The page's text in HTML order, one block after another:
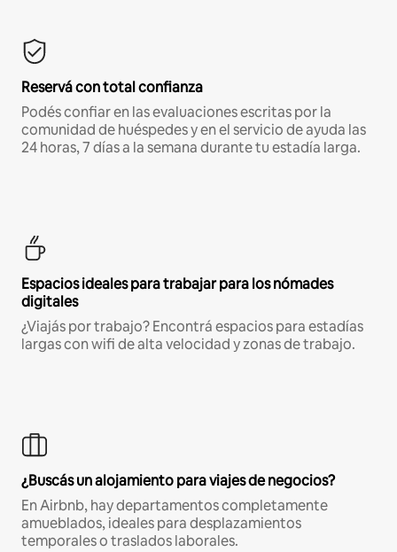
Reservá con total confianza
Podés confiar en las evaluaciones escritas por la
comunidad de huéspedes y en el servicio de ayuda las
24 horas, 7 días a la semana durante tu estadía larga.
Espacios ideales para trabajar para los nómades
digitales
¿Viajás por trabajo? Encontrá espacios para estadías
largas con wifi de alta velocidad y zonas de trabajo.
¿Buscás un alojamiento para viajes de negocios?
En Airbnb, hay departamentos completamente
amueblados, ideales para desplazamientos
temporales o traslados laborales.